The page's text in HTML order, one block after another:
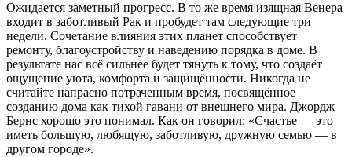
Ожидается заметный прогресс. В то же время изящная Венера
входит в заботливый Рак и пробудет там следующие три
недели. Сочетание влияния этих планет способствует
ремонту, благоустройству и наведению порядка в доме. В
результате нас всё сильнее будет тянуть к тому, что создаёт
ощущение уюта, комфорта и защищённости. Никогда не
считайте напрасно потраченным время, посвящённое
созданию дома как тихой гавани от внешнего мира. Джордж
Бернс хорошо это понимал. Как он говорил: «Счастье — это
иметь большую, любящую, заботливую, дружную семью — в
другом городе».